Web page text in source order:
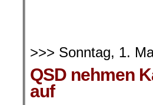
>>> Sonntag, 1.
QSD nehmen
auf